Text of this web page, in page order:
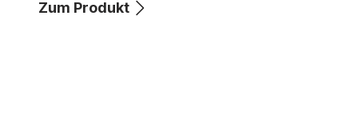
Zum Produkt